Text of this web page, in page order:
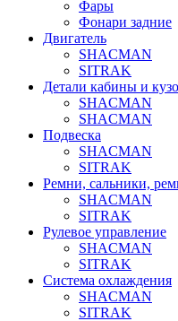
Фары
Фонари задние
Двигатель
SHACMAN
SITRAK
Детали кабины и
SHACMAN
SHACMAN
Подвеска
SHACMAN
SITRAK
Ремни, сальники,
SHACMAN
SITRAK
Рулевое управление
SHACMAN
SITRAK
Система охлаждения
SHACMAN
SITRAK